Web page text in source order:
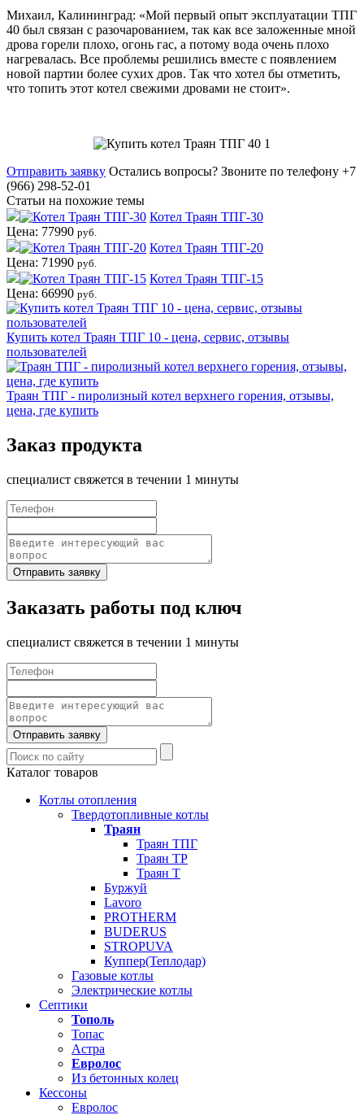
Михаил, Калининград: «Мой первый опыт эксплуатации ТПГ
40 был связан с разочарованием, так как все заложенные мной
дрова горели плохо, огонь гас, а потому вода очень плохо
нагревалась. Все проблемы решились вместе с появлением
новой партии более сухих дров. Так что хотел бы отметить,
что топить этот котел свежими дровами не стоит».
Отправить заявку Остались вопросы? Звоните по телефону +7
(966) 298-52-01
Статьи на похожие темы
Котел Траян ТПГ-30
Цена: 77990 руб.
Котел Траян ТПГ-20
Цена: 71990 руб.
Котел Траян ТПГ-15
Цена: 66990 руб.
Купить котел Траян ТПГ 10 - цена, сервис, отзывы
пользователей
Траян ТПГ - пиролизный котел верхнего горения, отзывы,
цена, где купить
Заказ продукта
специалист свяжется в течении 1 минуты
Отправить заявку
Заказать работы под ключ
специалист свяжется в течении 1 минуты
Отправить заявку
Каталог товаров
Котлы отопления
Твердотопливные котлы
Траян
Траян ТПГ
Траян ТР
Траян Т
Буржуй
Lavoro
PROTHERM
BUDERUS
STROPUVA
Куппер(Теплодар)
Газовые котлы
Электрические котлы
Септики
Тополь
Топас
Астра
Евролос
Из бетонных колец
Кессоны
Евролос